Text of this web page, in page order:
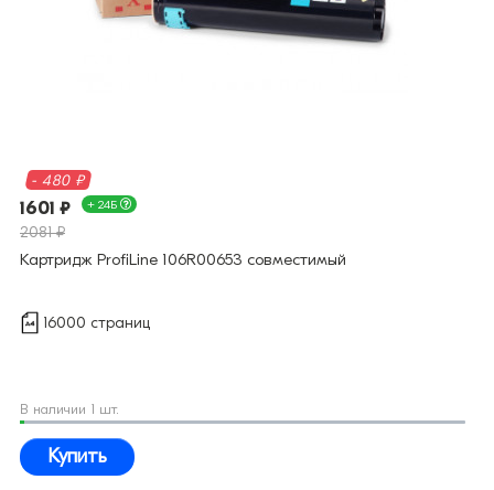
- 480 ₽
1601 ₽ + 24Б
2081 ₽
Картридж ProfiLine 106R00653 совместимый
16000 страниц
В наличии 1 шт.
Купить